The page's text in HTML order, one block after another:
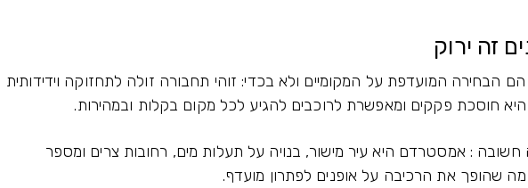
זה ירוק
הבחירה המועדפת על המקומיים ולא בכדי: זוהי תחבורה זולה לתחזוקה וידידותית
חוסכת פקקים ומאפשרת לרוכבים להגיע לכל מקום בקלות ובמהירות.
חשובה : אמסטרדם היא עיר מישור, בנויה על תעלות מים, רחובות צרים ומספר
מה שהופך את הרכיבה על אופנים לפתרון מועדף.